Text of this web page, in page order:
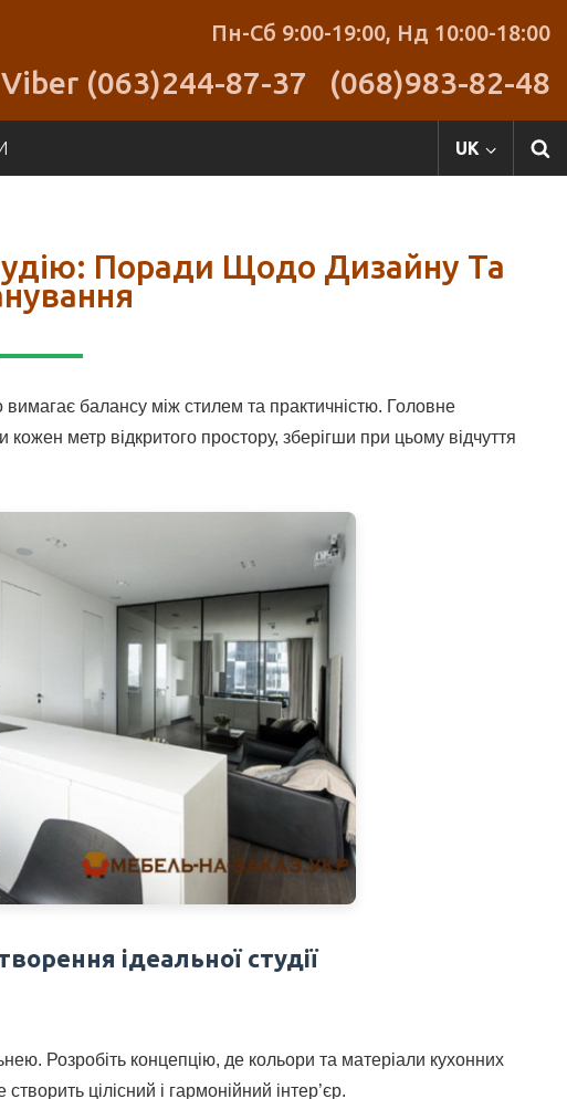
Пн-Сб 9:00-19:00, Нд 10:00-18:00
Viber (063)244-87-37 (068)983-82-48
UK
Поради Щодо Дизайну Та
балансу між стилем та практичністю. Головне
метр відкритого простору, зберігши при цьому відчуття
ідеальної студії
Розробіть концепцію, де кольори та матеріали кухонних
цілісний і гармонійний інтер’єр.